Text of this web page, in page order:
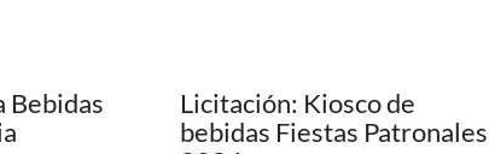
Bebidas
Licitación: Kiosco de
bebidas Fiestas Patronales